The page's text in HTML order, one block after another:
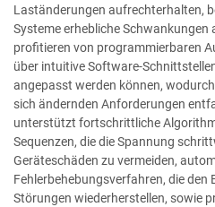
Laständerungen aufrechterhalten,
Systeme erhebliche
profitieren von programmierbaren
über intuitive Software-
angepasst werden können,
sich ändernden Anforderungen
unterstützt fortschrittliche
Sequenzen, die die Spannung
Geräteschäden zu vermeiden,
Fehlerbehebungsverfahren, die den
Störungen wiederherstellen, sowie